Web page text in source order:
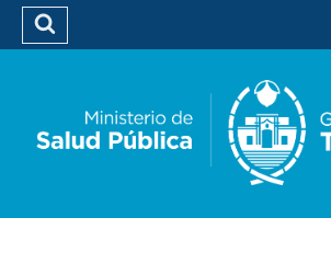
Biblioteca
Buscar